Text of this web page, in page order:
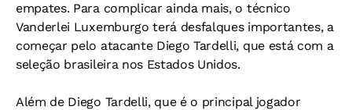
empates. Para complicar ainda mais, o técnico
Vanderlei Luxemburgo terá desfalques importantes, a
começar pelo atacante Diego Tardelli, que está com a
seleção brasileira nos Estados Unidos.
Além de Diego Tardelli, que é o principal jogador